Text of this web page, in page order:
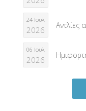
24 Ιουλ
2026 Αντλίες
06 Ιουλ
2026